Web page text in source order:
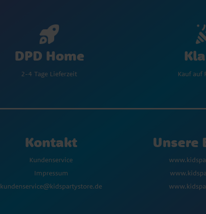
DPD Home
2-4 Tage Lieferzeit Kauf auf
Kontakt
Kundenservice
Impressum
kundenservice@kidspartystore.de
Unsere